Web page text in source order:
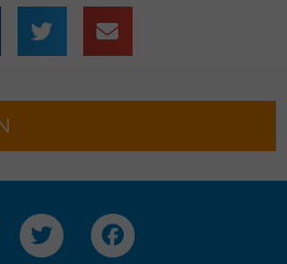
par Version
gagnants
T
w
F
a